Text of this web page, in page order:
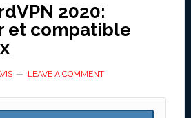
2020:
et compatible
LEAVE A COMMENT